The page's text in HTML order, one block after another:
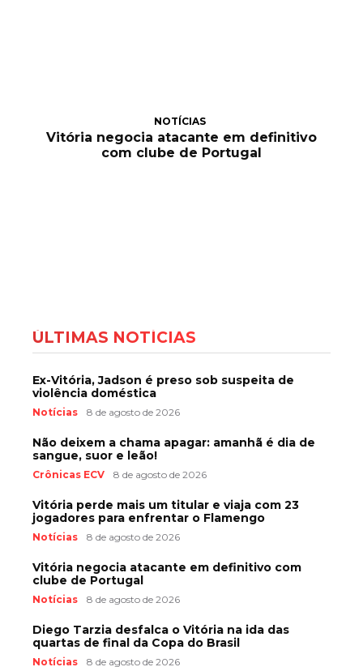
NOTÍCIAS
Vitória negocia atacante em definitivo
com clube de Portugal
ÚLTIMAS NOTÍCIAS
Ex-Vitória, Jadson é preso sob suspeita de
violência doméstica
Notícias 8 de agosto de 2026
Não deixem a chama apagar: amanhã é dia de
sangue, suor e leão!
Crônicas ECV 8 de agosto de 2026
Vitória perde mais um titular e viaja com 23
jogadores para enfrentar o Flamengo
Notícias 8 de agosto de 2026
Vitória negocia atacante em definitivo com
clube de Portugal
Notícias 8 de agosto de 2026
Diego Tarzia desfalca o Vitória na ida das
quartas de final da Copa do Brasil
Notícias 8 de agosto de 2026